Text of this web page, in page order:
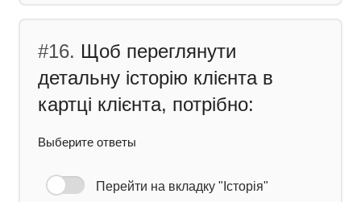
#16. Щоб переглянути
детальну історію клієнта в
картці клієнта, потрібно:
Выберите ответы
Перейти на вкладку "Історія"